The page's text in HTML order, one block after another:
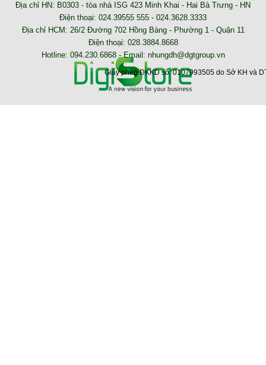
AZZA - Lắp đặt hệ thống chấm công online nhà xe Tân Niên
Phần mềm chấm công online AZZA HRM là phần mềm sử dụng trên
nền tảng web, không cần cài đặt. Bạn có thể kiểm tra dữ liệu chấm
công của nhân viên tại bất kỳ đâu
Lắp đặt máy chấm công tại công ty May Trường Minh
may cham cong, lap dat may cham cong, phan mem cham cong
Lắp đặt máy chấm công tại Phòng Khám Đông Y Mỹ Việt
Địa chỉ HN: B0303 - tòa nhà ISG 423 Minh Khai - Hai Bà Trưng - HN
Điện thoại: 024.39555 555 - 024.3628.3333
Địa chỉ HCM: 26/2 Đường 702 Hồng Bàng - Phường 1 - Quận 11
Điện thoại: 028.3884.8668
Hotline: 094.230.6868 - Email: nhungdh@dgtgroup.vn
Giấy phép ĐKKD số: 0107993505 do Sở KH và